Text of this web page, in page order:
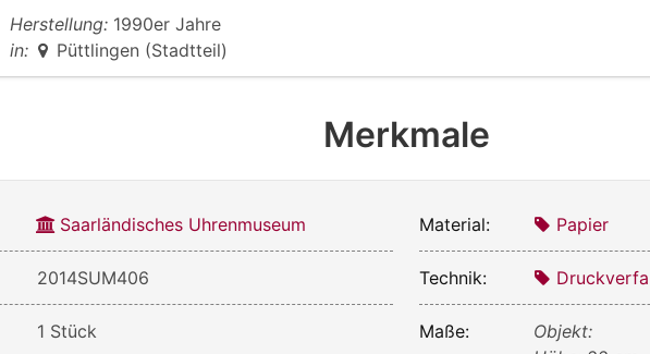
Herstellung: 1990er Jahre
in:
Püttlingen (Stadtteil)
Merkmale
Saarländisches Uhrenmuseum
2014SUM406
1 Stück
Material: Papier
Technik:
Maße:
Objekt: